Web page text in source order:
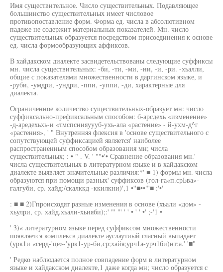
Имя существительное. Число существительных. Подавляющее
большинство существительных имеет числовое
противопоставление форм. Форма ед. числа в абсолютивном
падеже не содержит материальных показателей. Мн. число
существительных образуется посредством присоединения к основе
ед. числа формообразующих аффиксов.
В хайдакском диалекте засвидетельствованы следующие суффиксы
мн. числа существительных: -би, -ти, -ми, -ни, -и, -ри. -хъалли,
общие с показателями множественности в даргинском языке, и
-руби, -умдри, -ундри, -ппи, -уппи, -ди, характерные для
диалекта.
Ограниченное количество существительных-образует мн: число
суффиксально-префиксальным способом: б-арсдехь «изменение»
-д-аредехьхь-и «тмспснияуууб-ухъ-ала «растение» - й-ухм-д^г
«растения», ' " Внутренняя флексия в 'основе существительного с
сопутствующей суффиксацией является' наиболее
распространенным способом образования мн; числа
существительных; : • " . V. ' ""•'• Сравнение образования мн.'
числа существительных в литературном языке и в хайдакском
диалекте выявляет значительные различия:*' ■ 1) формы мн. числа
образуются при помощи разных' суффиксов (гол-га«п.срЬва»-
галгуби, ср. хайд:/скалккд -ккилкни)',1 •''■••"'■ :'•'
: ■ ■ 2)Гпроисходят разные изменения в основе (хъали «дом» -
хьулри, ср. хайд.хъали-хьияби);:' "' "' ' ' • ' ' •' ;-'1 •
' 3)« литературном языке перед суффиксом множественности
появляется комплексв диалекте ауслаутиый гласный выпадает
(урк1и «серд-'це»-'урк1-ур-би,ср;хайя;урч1а-урч1би)нт:а.' '■"
' Редко наблюдается полное совпадение форм в литературном
языке и хайдакском диалекте,1 даже когда мн; число образуется с